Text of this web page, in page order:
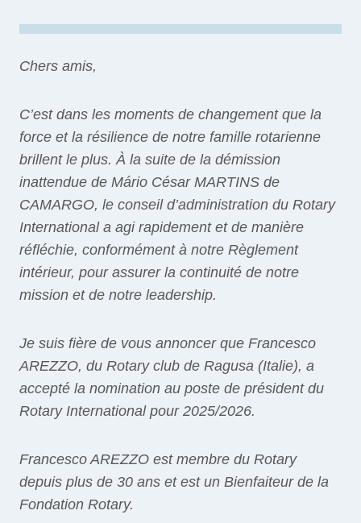
Chers amis,
C’est dans les moments de changement que la
force et la résilience de notre famille rotarienne
brillent le plus. À la suite de la démission
inattendue de Mário César MARTINS de
CAMARGO, le conseil d’administration du Rotary
International a agi rapidement et de manière
réfléchie, conformément à notre Règlement
intérieur, pour assurer la continuité de notre
mission et de notre leadership.
Je suis fière de vous annoncer que Francesco
AREZZO, du Rotary club de Ragusa (Italie), a
accepté la nomination au poste de président du
Rotary International pour 2025/2026.
Francesco AREZZO est membre du Rotary
depuis plus de 30 ans et est un Bienfaiteur de la
Fondation Rotary.